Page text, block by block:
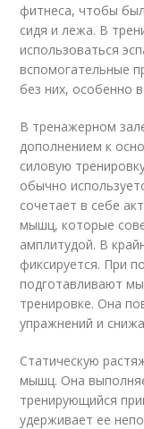
фитнеса, чтобы
сидя и лежа. В
использоваться
вспомогательные
без них, особенно
В тренажерном
дополнением к
силовую
обычно
сочетает в себе
мышц, которые
амплитудой. В
фиксируется. При
подготавливают
тренировке. Она
упражнений и
Статическую
мышц. Она
тренирующийся
удерживает ее